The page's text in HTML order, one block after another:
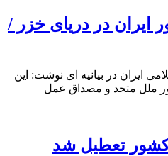
ایران در دریای خزر /
ایران در بیانیه ای نوشت: این
نقض بند ۴ ماده ۲ منشور ملل متحد و مصداق عمل
کشور تعطیل شد